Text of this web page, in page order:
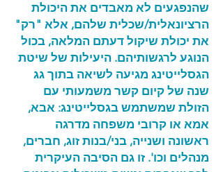
שהנפגעים לא מאבדים את היכולת
הרציונאלית/שכלית שלהם, אלא "רק"
את יכולת שיקול דעתם המלאה, בכול
הנוגע לרגשותיהם. היעילות של שיטת
הגסלייטינג מגיעה לשיאה בתוך גג
שנה של קיום קשר משמעותי עם
הזולת שמשתמש בגסלייטינג: אבא,
אמא או קרובי משפחה מדרגה
ראשונה ושנייה, בני/בנות זוג, חברים,
מנהלים וכו'. זו גם הסיבה העיקרית